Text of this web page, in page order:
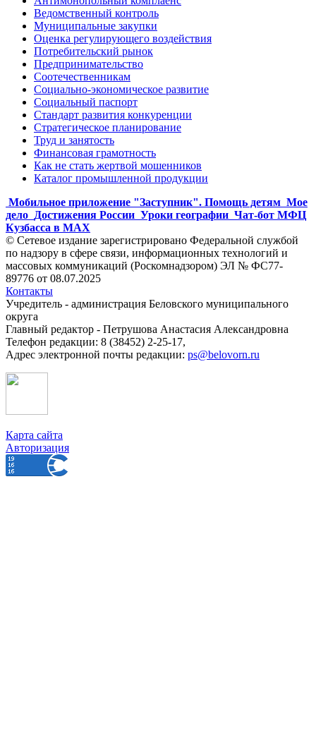
Ведомственный контроль
Муниципальные закупки
Оценка регулирующего воздействия
Потребительский рынок
Предпринимательство
Соотечественникам
Социально-экономическое развитие
Социальный паспорт
Стандарт развития конкуренции
Стратегическое планирование
Труд и занятость
Финансовая грамотность
Как не стать жертвой мошенников
Каталог промышленной продукции
Мобильное приложение "Заступник". Помощь детям Мое
дело Достижения России Уроки географии Чат-бот МФЦ
Кузбасса в MAX
© Сетевое издание зарегистрировано Федеральной службой
по надзору в сфере связи, информационных технологий и
массовых коммуникаций (Роскомнадзором) ЭЛ № ФС77-
89776 от 08.07.2025
Контакты
Учредитель - администрация Беловского муниципального
округа
Главный редактор - Петрушова Анастасия Александровна
Телефон редакции: 8 (38452) 2-25-17,
Адрес электронной почты редакции: ps@belovorn.ru
Карта сайта
Авторизация